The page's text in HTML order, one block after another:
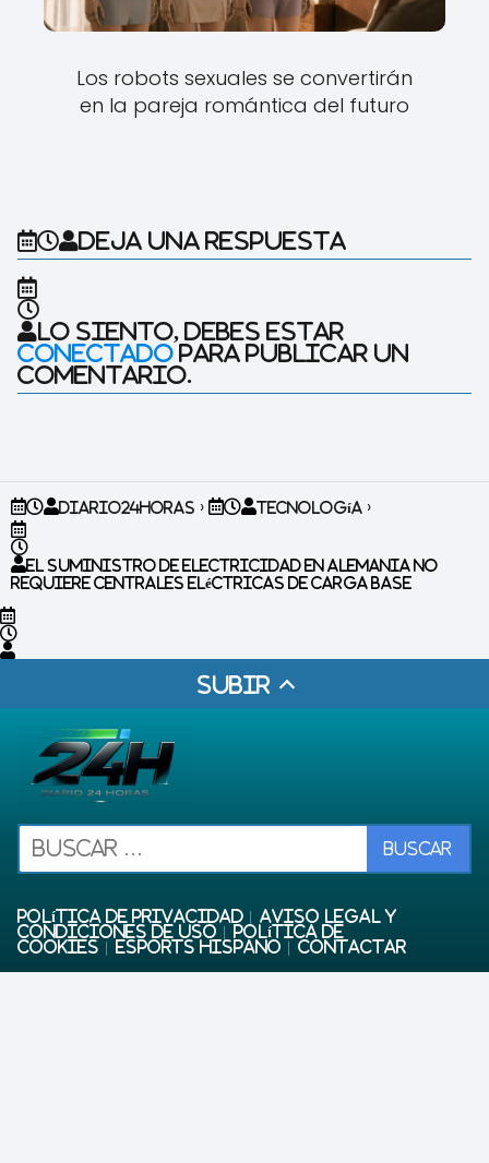
Los robots sexuales se convertirán
en la pareja romántica del futuro
Deja una respuesta
Lo siento, debes estar
conectado para publicar un
comentario.
Diario24horas Tecnología
El suministro de electricidad en Alemania no
requiere centrales eléctricas de carga base
Subir
Política de privacidad
Aviso Legal y
Condiciones de uso
Política de
Cookies
eSports Hispano Contactar